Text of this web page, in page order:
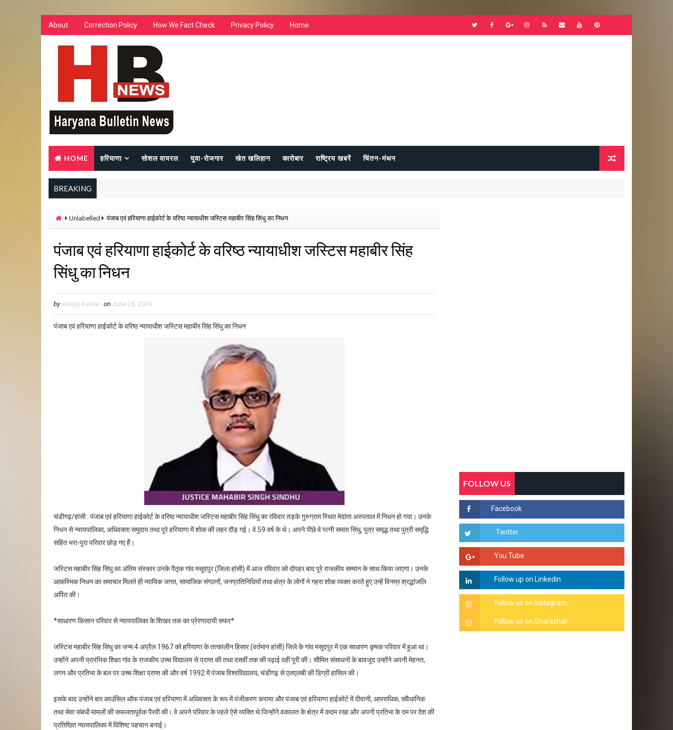
About Correction Policy How We Fact Check Privacy Policy Home
HOME हरियाणा सोशल वायरल युवा-रोजगार खेत खलिहान कारोबार राष्ट्रिय खबरें चिंतन-मंथन
BREAKING
Unlabelled पंजाब एवं हरियाणा हाईकोर्ट के वरिष्ठ न्यायाधीश जस्टिस महाबीर सिंह सिंधु का निधन
पंजाब एवं हरियाणा हाईकोर्ट के वरिष्ठ न्यायाधीश जस्टिस महाबीर सिंह
सिंधु का निधन
by sanjay kumar on June 28, 2026
पंजाब एवं हरियाणा हाईकोर्ट के वरिष्ठ न्यायाधीश जस्टिस महाबीर सिंह सिंधु का निधन
चंडीगढ़/हांसी : पंजाब एवं हरियाणा हाईकोर्ट के वरिष्ठ न्यायाधीश जस्टिस महाबीर सिंह सिंधु का रविवार तड़के गुरुग्राम स्थित मेदांता अस्पताल में निधन हो गया। उनके
निधन से न्यायपालिका, अधिवक्ता समुदाय तथा पूरे हरियाणा में शोक की लहर दौड़ गई। वे 59 वर्ष के थे। अपने पीछे वे पत्नी समता सिंधु, पुत्र समृद्ध तथा पुत्री समृद्धि
सहित भरा-पूरा परिवार छोड़ गए हैं।
जस्टिस महाबीर सिंह सिंधु का अंतिम संस्कार उनके पैतृक गांव मसूदपुर (जिला हांसी) में आज रविवार को दोपहर बाद पूरे राजकीय सम्मान के साथ किया जाएगा। उनके
आकस्मिक निधन का समाचार मिलते ही न्यायिक जगत, सामाजिक संगठनों, जनप्रतिनिधियों तथा क्षेत्र के लोगों ने गहरा शोक व्यक्त करते हुए उन्हें विनम्र श्रद्धांजलि
अर्पित की।
*साधारण किसान परिवार से न्यायपालिका के शिखर तक का प्रेरणादायी सफर*
जस्टिस महाबीर सिंह सिंधु का जन्म 4 अप्रैल 1967 को हरियाणा के तत्कालीन हिसार (वर्तमान हांसी) जिले के गांव मसूदपुर में एक साधारण कृषक परिवार में हुआ था।
उन्होंने अपनी प्रारंभिक शिक्षा गांव के राजकीय उच्च विद्यालय से प्राप्त की तथा दसवीं तक की पढ़ाई वहीं पूरी की। सीमित संसाधनों के बावजूद उन्होंने अपनी मेहनत,
लगन और प्रतिभा के बल पर उच्च शिक्षा प्राप्त की और वर्ष 1992 में पंजाब विश्वविद्यालय, चंडीगढ़ से एलएलबी की डिग्री हासिल की।
इसके बाद उन्होंने बार काउंसिल ऑफ पंजाब एवं हरियाणा में अधिवक्ता के रूप में पंजीकरण कराया और पंजाब एवं हरियाणा हाईकोर्ट में दीवानी, आपराधिक, संवैधानिक
तथा सेवा संबंधी मामलों की सफलतापूर्वक पैरवी की। वे अपने परिवार के पहले ऐसे व्यक्ति थे जिन्होंने वकालत के क्षेत्र में कदम रखा और अपनी प्रतिभा के दम पर देश की
प्रतिष्ठित न्यायपालिका में विशिष्ट पहचान बनाई।
FOLLOW US